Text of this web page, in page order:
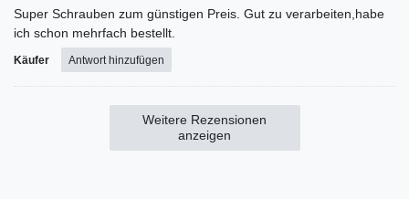
Super Schrauben zum günstigen Preis. Gut zu verarbeiten,habe
ich schon mehrfach bestellt.
Käufer Antwort hinzufügen
Weitere Rezensionen
anzeigen